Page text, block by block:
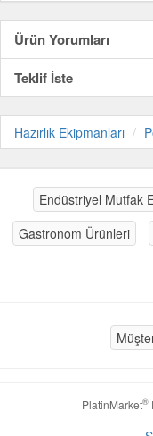
Ürün Yorumları
Teklif İste
Hazırlık Ekipmanları
Endüstriyel Mutfak
Gastronom Ürünleri
PlatinMarket®